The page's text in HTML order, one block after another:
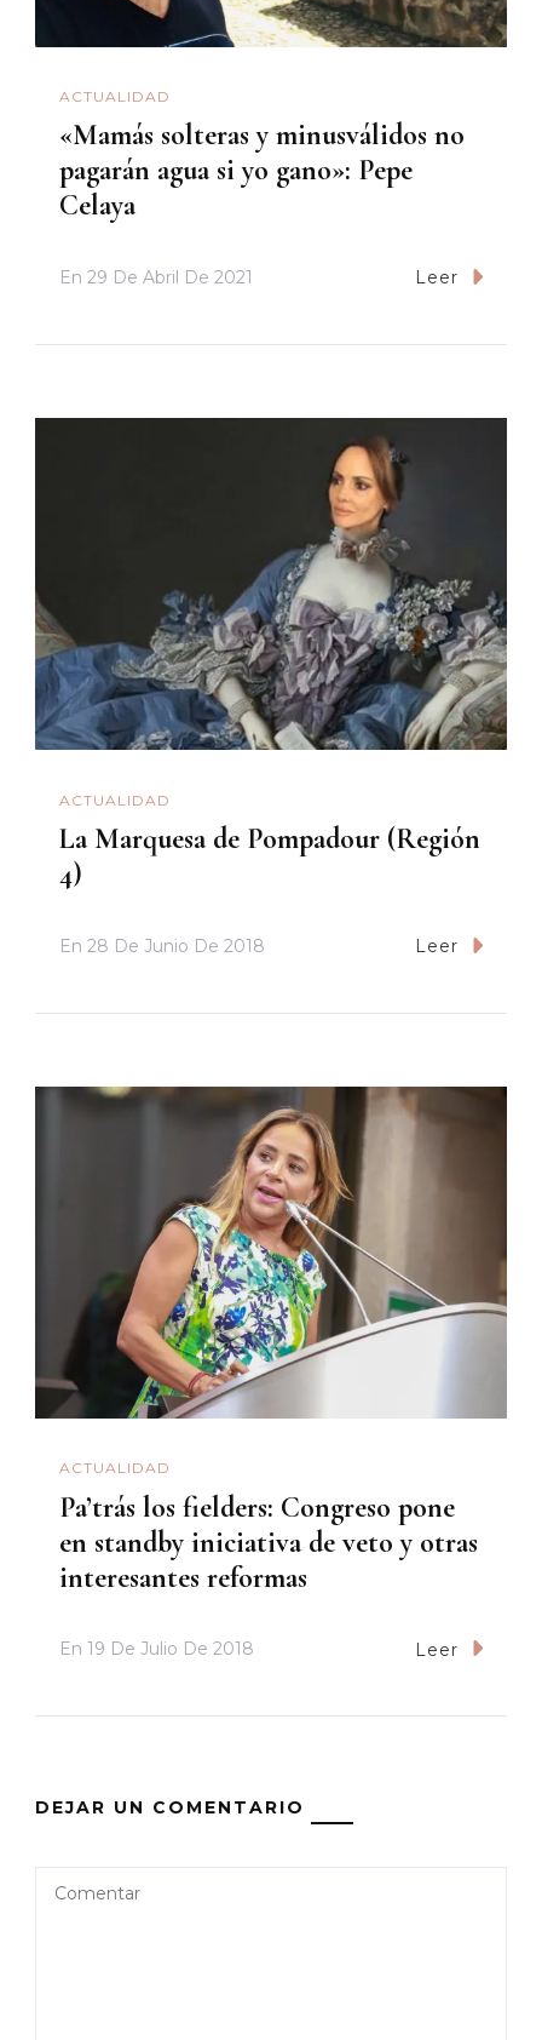
ACTUALIDAD
«Mamás solteras y minusválidos no
pagarán agua si yo gano»: Pepe
Celaya
En 29 De Abril De 2021 Leer
ACTUALIDAD
La Marquesa de Pompadour (Región
4)
En 28 De Junio De 2018 Leer
ACTUALIDAD
Pa’trás los fielders: Congreso pone
en standby iniciativa de veto y otras
interesantes reformas
En 19 De Julio De 2018 Leer
DEJAR UN COMENTARIO